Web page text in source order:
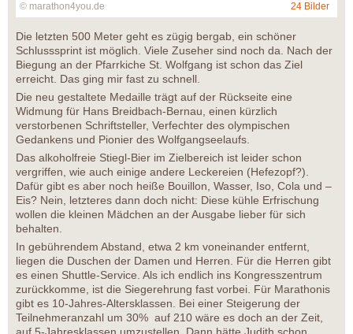
© marathon4you.de 24 Bilder
Die letzten 500 Meter geht es zügig bergab, ein schöner
Schlusssprint ist möglich. Viele Zuseher sind noch da. Nach der
Biegung an der Pfarrkiche St. Wolfgang ist schon das Ziel
erreicht. Das ging mir fast zu schnell.
Die neu gestaltete Medaille trägt auf der Rückseite eine
Widmung für Hans Breidbach-Bernau, einen kürzlich
verstorbenen Schriftsteller, Verfechter des olympischen
Gedankens und Pionier des Wolfgangseelaufs.
Das alkoholfreie Stiegl-Bier im Zielbereich ist leider schon
vergriffen, wie auch einige andere Leckereien (Hefezopf?).
Dafür gibt es aber noch heiße Bouillon, Wasser, Iso, Cola und –
Eis? Nein, letzteres dann doch nicht: Diese kühle Erfrischung
wollen die kleinen Mädchen an der Ausgabe lieber für sich
behalten.
In gebührendem Abstand, etwa 2 km voneinander entfernt,
liegen die Duschen der Damen und Herren. Für die Herren gibt
es einen Shuttle-Service. Als ich endlich ins Kongresszentrum
zurückkomme, ist die Siegerehrung fast vorbei. Für Marathonis
gibt es 10-Jahres-Altersklassen. Bei einer Steigerung der
Teilnehmeranzahl um 30% auf 210 wäre es doch an der Zeit,